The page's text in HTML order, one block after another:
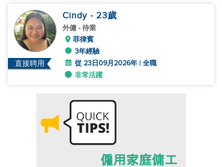
直接聘用
Cindy - 23歲
外傭 - 待業
菲律賓
3年經驗
從 23日09月2026年 | 全職
非常活躍